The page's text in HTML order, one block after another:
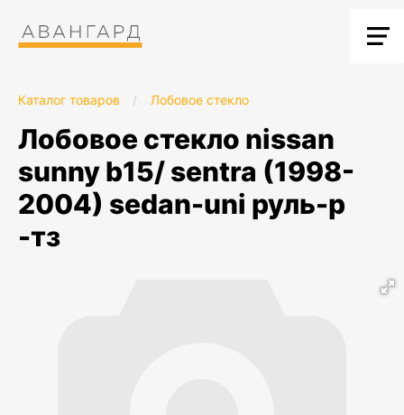
Каталог товаров / Лобовое стекло
лобовое стекло nissan
sunny b15/ sentra (1998-
2004) sedan-uni руль-p
-тз